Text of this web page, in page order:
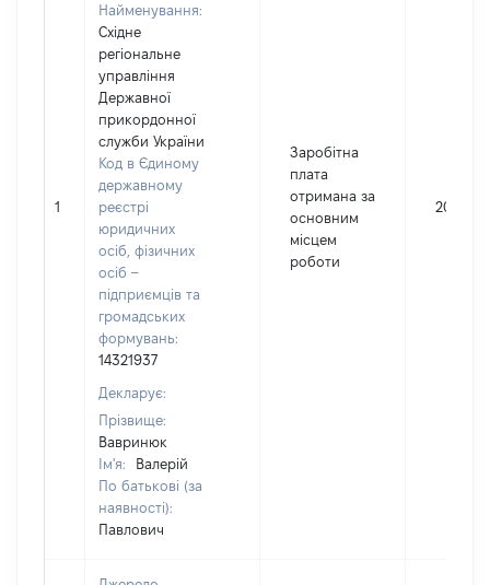
1
Найменування:
Східне
регіональне
управління
Державної
прикордонної
служби України
Код в Єдиному
державному
реєстрі
юридичних
осіб, фізичних
осіб –
підприємців та
громадських
формувань:
14321937
Декларує:
Прізвище:
Вавринюк
Ім'я:
Валерій
По батькові (за
наявності):
Павлович
Заробітна
плата
отримана за
основним
місцем
роботи
205996